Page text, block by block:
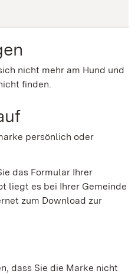
nicht mehr am Hund und
finden.
persönlich oder
das Formular Ihrer
liegt es bei Ihrer Gemeinde
zum Download zur
dass Sie die Marke nicht